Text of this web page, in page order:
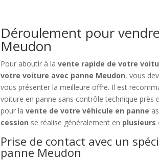
Déroulement pour
Meudon
Pour aboutir à lavente rapide de votre
votre voiture avec panne Meudon, vous
vous présenter la meilleure offre. Il est
voiture en panne sans contrôle technique près
pour lavente de votre véhicule en panne
cession se réalise généralement en plusieurs
Prise de contact avec un
panne Meudon